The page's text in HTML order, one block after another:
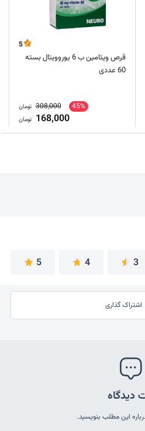
5
قرص ویتامین ب 6 یوروویتال بسته
60 عددی
45%
308,000 تومان
168,000 تومان
3
4
5
اشتراک گذاری
دیدگاه
این مطلب بنویسید.